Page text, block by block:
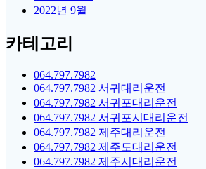
2022년 9월
카테고리
064.797.7982
064.797.7982 서귀대리운전
064.797.7982 서귀포대리운전
064.797.7982 서귀포시대리운전
064.797.7982 제주대리운전
064.797.7982 제주도대리운전
064.797.7982 제주시대리운전